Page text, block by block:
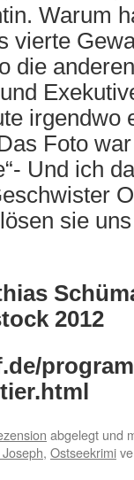
Warum
vierte
die
irgendwo
Foto
Und ich
sie
2012
abgelegt und
, Ostseekrimi